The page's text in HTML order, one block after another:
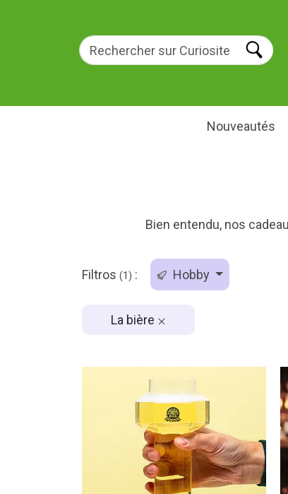
Nouveautés
Bien entendu, nos
Filtros (1) : Hobby
La bière